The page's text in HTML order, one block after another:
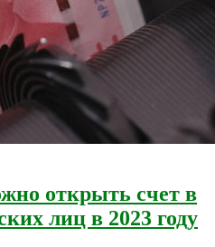
открыть счет в
лиц в 2023 году